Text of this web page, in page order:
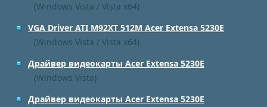
(Windows Vista / Vista x64)
VGA Driver ATI M92XT 512M Acer Extensa 5230E
(Windows Vista / Vista x64)
Драйвер видеокарты Acer Extensa 5230E
(Windows Vista)
Драйвер видеокарты Acer Extensa 5230E